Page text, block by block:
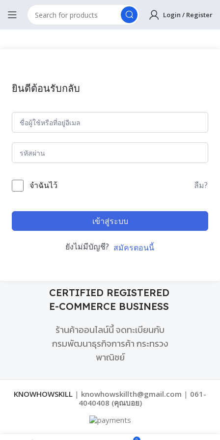
Login / Register
ยินดีต้อนรับกลับ
จำฉันไว้ ลืม?
เข้าสู่ระบบ
ยังไม่มีบัญชี? สมัครตอนนี้
CERTIFIED REGISTERED
E-COMMERCE BUSINESS
ร้านค้าออนไลน์นี้ จดทะเบียนกับ
กรมพัฒนาธุรกิจการค้า กระทรวง
พาณิชย์
KNOWHOWSKILL | knowhowskillth@gmail.com | 061-
4040408 (คุณบอย)